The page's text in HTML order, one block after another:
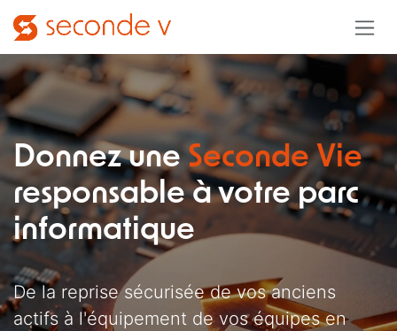
Se rendre au contenu
Donnez uneSeconde Vie
responsable à votre parc
informatique
De la reprise sécurisée de vos anciens
actifs à l'équipement de vos équipes en